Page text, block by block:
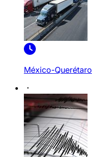
México-Querétaro